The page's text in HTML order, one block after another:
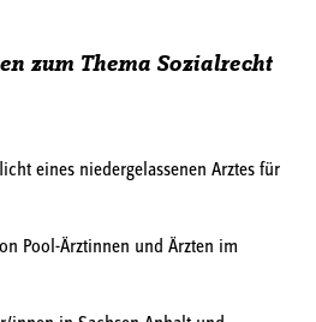
zum Thema Sozialrecht
eines niedergelassenen Arztes für
Pool-Ärztinnen und Ärzten im